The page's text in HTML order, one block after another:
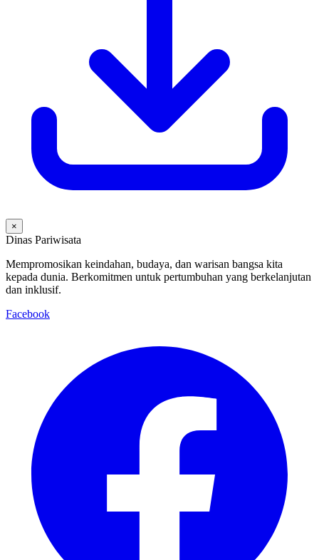
×
Dinas Pariwisata
Mempromosikan keindahan, budaya, dan warisan bangsa kita
kepada dunia. Berkomitmen untuk pertumbuhan yang berkelanjutan
dan inklusif.
Facebook